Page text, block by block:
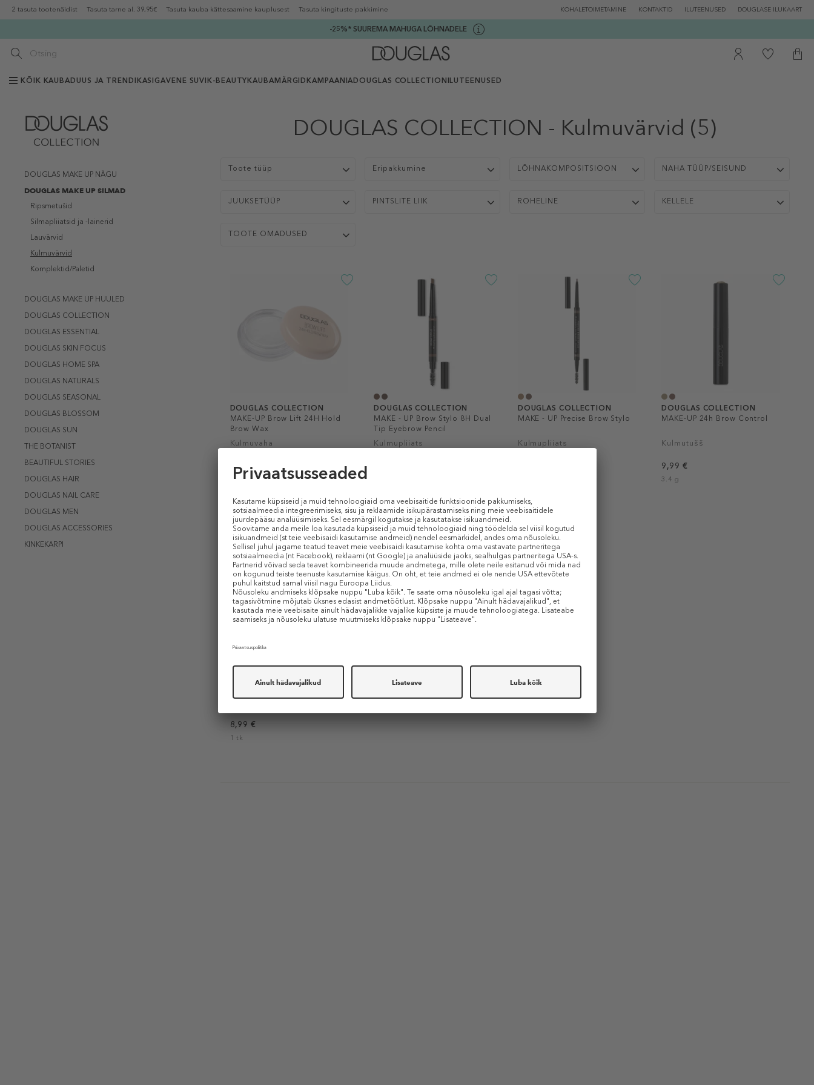
2 tasuta tootenäidist Tasuta tarne al. 39,95€ Tasuta kauba kättesaamine kauplusest Tasuta kingituste pakkimine KOHALETOIMETAMINE KONTAKTID ILUTEENUSED DOUGLASE ILUKAART
-25%* SUUREMA MAHUGA LÕHNADELE
KÕIK KAUBADUUS JA TRENDIKAS IGAVENE SUVI K-BEAUTY KAUBAMÄRGID KAMPAANIADOUGLAS COLLECTION ILUTEENUSED
DOUGLAS MAKE UP NÄGU
DOUGLAS MAKE UP SILMAD
Ripsmetušid
Silmapliiatsid ja -lainerid
Lauvärvid
Kulmuvärvid
Komplektid/Paletid
DOUGLAS MAKE UP HUULED
DOUGLAS COLLECTION
DOUGLAS ESSENTIAL
DOUGLAS SKIN FOCUS
DOUGLAS HOME SPA
DOUGLAS NATURALS
DOUGLAS SEASONAL
DOUGLAS BLOSSOM
DOUGLAS SUN
THE BOTANIST
BEAUTIFUL STORIES
DOUGLAS HAIR
DOUGLAS NAIL CARE
DOUGLAS MEN
DOUGLAS ACCESSORIES
KINKEKARPI
DOUGLAS COLLECTION - Kulmuvärvid (5)
Toote tüüp Eripakkumine LÕHNAKOMPOSITSIOON NAHA TÜÜP/SEISUND
JUUKSETÜÜP PINTSLITE LIIK ROHELINE KELLELE
TOOTE OMADUSED
DOUGLAS COLLECTION
MAKE-UP Brow Lift 24H Hold
Brow Wax
Kulmuvaha
9,99 €
5.5 ml
DOUGLAS COLLECTION
MAKE - UP Brow Stylo 8H Dual
Tip Eyebrow Pencil
Kulmupliiats
DOUGLAS COLLECTION
MAKE - UP Precise Brow Stylo
Kulmupliiats
DOUGLAS COLLECTION
MAKE-UP 24h Brow Control
Kulmutušš
9,99 €
3.4 g
DOUGLAS COLLECTION
Kulmupliiats
8,99 €
1 tk